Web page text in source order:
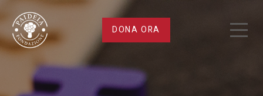
DONA ORA
Infanzia
e
adolescenza: